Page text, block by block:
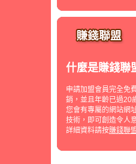
什麼是賺錢聯
申請加盟會員完全免
銷，並且年齡已過20
您會有專屬的網站網
技術，即可創造令人
詳細資料請按賺錢聯